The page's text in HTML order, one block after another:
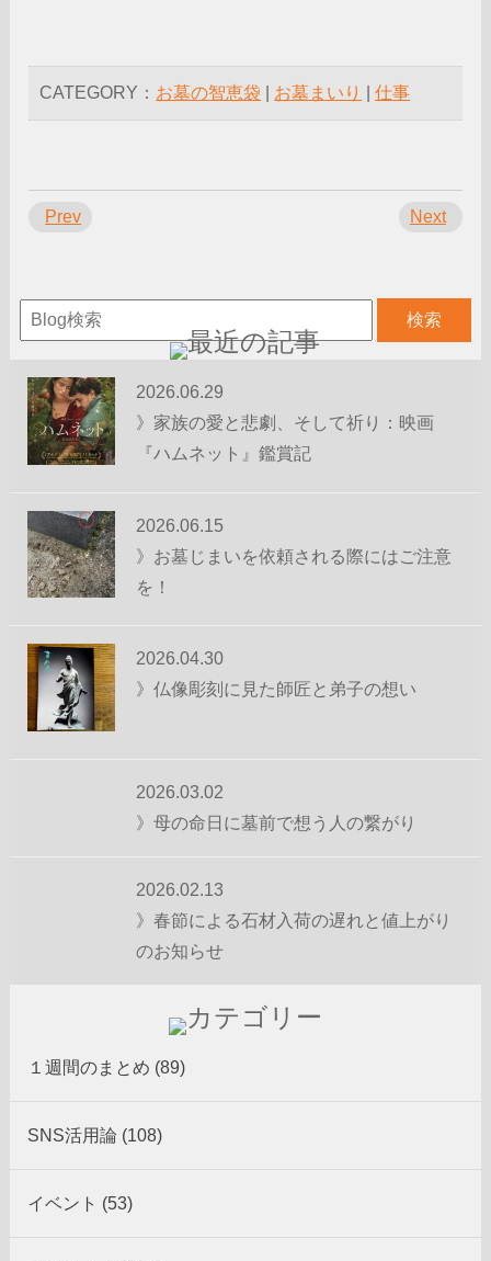
CATEGORY： お墓の智恵袋 お墓まいり |仕事
Prev Next
2026.06.29
》家族の愛と悲劇、そして祈り：映画
『ハムネット』鑑賞記
2026.06.15
》お墓じまいを依頼される際にはご注意
を！
2026.04.30
》仏像彫刻に見た師匠と弟子の想い
2026.03.02
》母の命日に墓前で想う人の繋がり
2026.02.13
》春節による石材入荷の遅れと値上がり
のお知らせ
１週間のまとめ (89)
SNS活用論 (108)
イベント (53)